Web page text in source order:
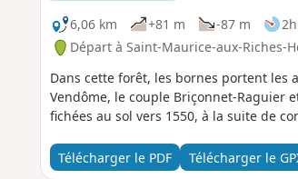
6,06 km
+81 m -87 m
Départ à Saint-Maurice-aux-Riches-
Dans cette forêt, les bornes portent les
Vendôme, le couple Briçonnet-Raguier
fichées au sol vers 1550, à la suite de
Télécharger le PDF Télécharger le